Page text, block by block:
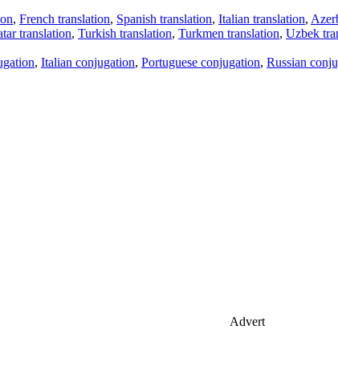
, French translation, Spanish translation, Italian translation,
translation, Turkish translation, Turkmen translation, Uzbek
, Italian conjugation, Portuguese conjugation, Russian
Advert